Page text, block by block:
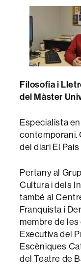
Filosofia i
del Màster
Especialista
contemporani.
del diari El
Pertany al
Cultura i dels
també al
Franquista i
membre de
Executiva del
Escèniques
del Teatre de